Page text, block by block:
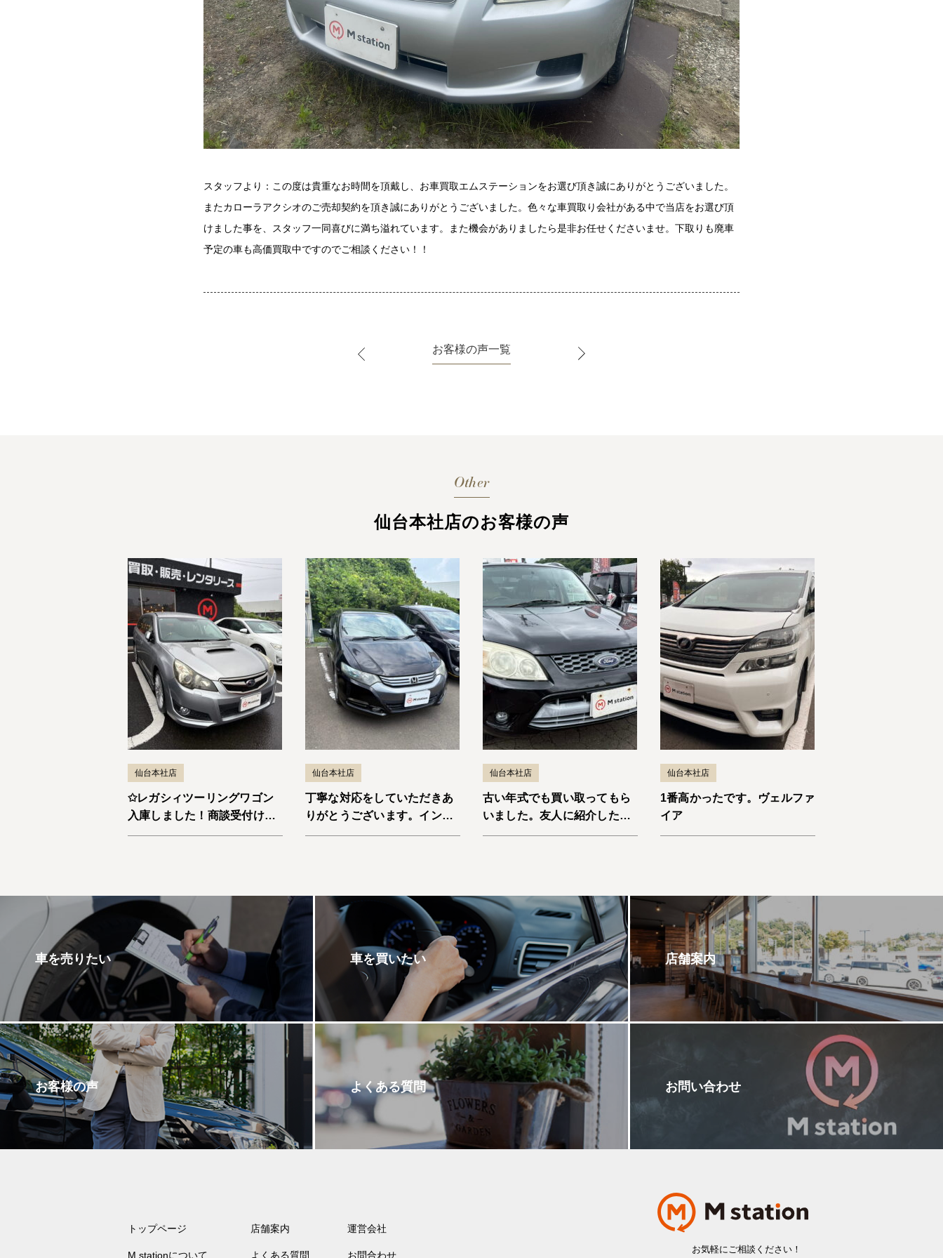
スタッフより：この度は貴重なお時間を頂戴し、お車買取エムステーションをお選び頂き誠にありがとうございました。
またカローラアクシオのご売却契約を頂き誠にありがとうございました。色々な車買取り会社がある中で当店をお選び頂
けました事を、スタッフ一同喜びに満ち溢れています。また機会がありましたら是非お任せくださいませ。下取りも廃車
予定の車も高価買取中ですのでご相談ください！！
お客様の声一覧
Other
仙台本社店のお客様の声
仙台本社店
✩レガシィツーリングワゴン
入庫しました！商談受付け中
です✩
仙台本社店
丁寧な対応をしていただきあ
りがとうございます。インサ
イト
仙台本社店
古い年式でも買い取ってもら
いました。友人に紹介したい
と思います。エスケープ
仙台本社店
1番高かったです。ヴェルファ
イア
車を売りたい 車を買いたい 店舗案内
お客様の声 よくある質問 お問い合わせ
トップページ
M stationについて
店舗案内
よくある質問
運営会社
お問合わせ
お気軽にご相談ください！